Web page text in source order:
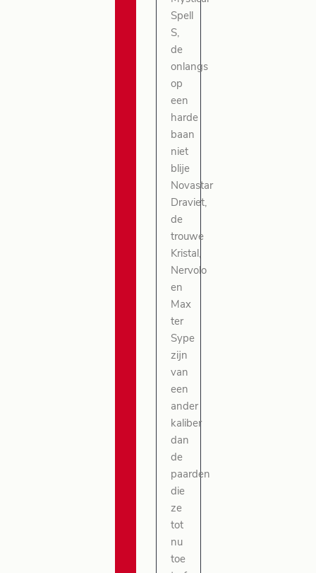
Spell
S,
de
onlangs
op
een
harde
baan
niet
blije
Novastar
Draviet,
de
trouwe
Kristal,
Nervolo
en
Max
ter
Sype
zijn
van
een
ander
kaliber
dan
de
paarden
die
ze
tot
nu
toe